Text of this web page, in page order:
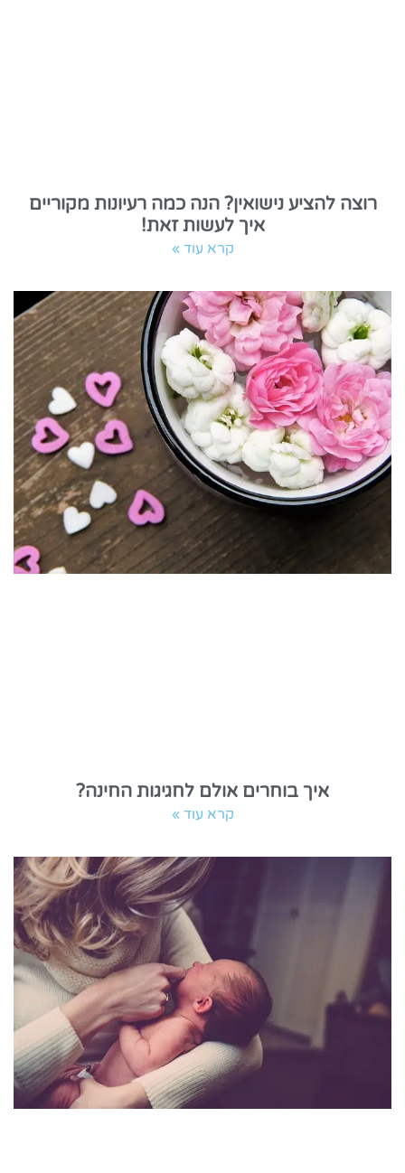
רוצה להציע נישואין? הנה כמה רעיונות מקוריים
איך לעשות זאת!
קרא עוד »
איך בוחרים אולם לחגיגות החינה?
קרא עוד »